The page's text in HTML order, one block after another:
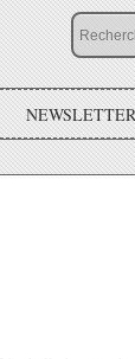
NEWSLETTER